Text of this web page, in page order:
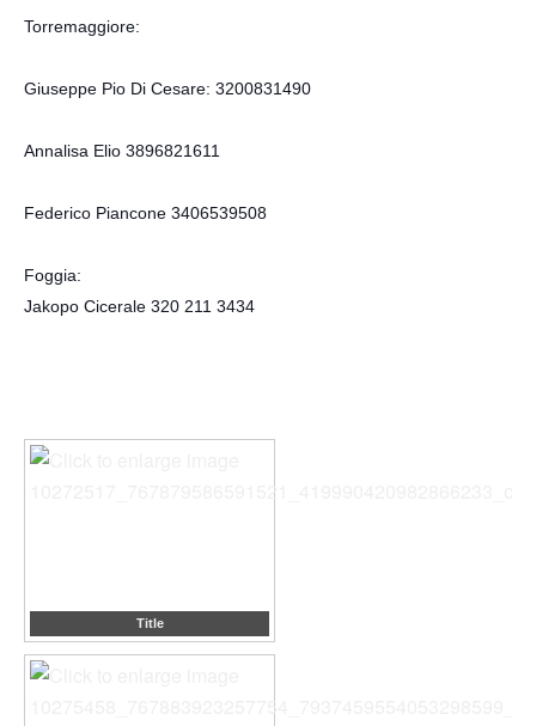
Torremaggiore:
Giuseppe Pio Di Cesare: 3200831490
Annalisa Elio 3896821611
Federico Piancone 3406539508
Foggia:
Jakopo Cicerale 320 211 3434
Title